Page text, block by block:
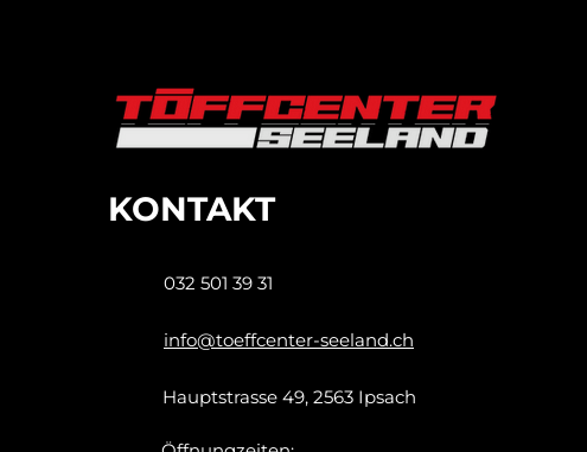
KONTAKT
032 501 39 31
info@toeffcenter-seeland.ch
Hauptstrasse 49, 2563 Ipsach